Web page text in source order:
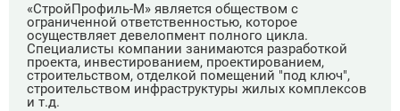
«СтройПрофиль-М» является обществом с
ограниченной ответственностью, которое
осуществляет девелопмент полного цикла.
Специалисты компании занимаются разработкой
проекта, инвестированием, проектированием,
строительством, отделкой помещений "под ключ",
строительством инфраструктуры жилых комплексов
и т.д.